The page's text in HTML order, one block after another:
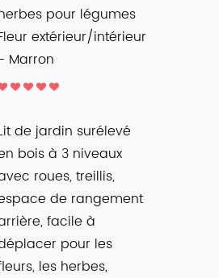
pour légumes
extérieur/intérieur
Marron
de jardin surélevé
bois à 3 niveaux
roues, treillis,
de rangement
facile à
pour les
les herbes,